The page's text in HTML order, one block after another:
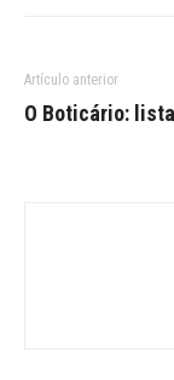
Artículo anterior
O Boticário: